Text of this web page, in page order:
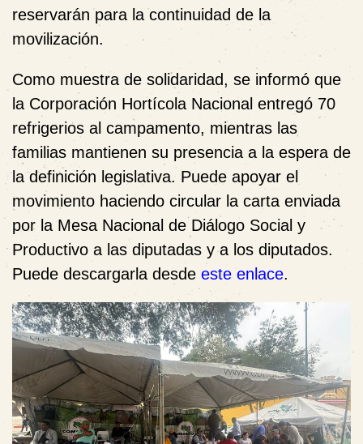
reservarán para la continuidad de la
movilización.
Como muestra de solidaridad, se informó que
la Corporación Hortícola Nacional entregó 70
refrigerios al campamento, mientras las
familias mantienen su presencia a la espera de
la definición legislativa. Puede apoyar el
movimiento haciendo circular la carta enviada
por la Mesa Nacional de Diálogo Social y
Productivo a las diputadas y a los diputados.
Puede descargarla desde este enlace.